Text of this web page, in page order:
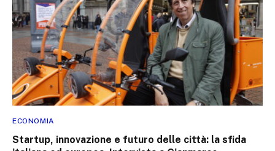
ECONOMIA
Startup, innovazione e futuro delle città: la sfida